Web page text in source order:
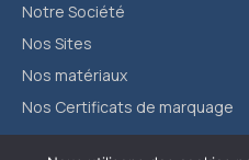
Notre Société
Nos Sites
Nos matériaux
Nos Certificats de marquage